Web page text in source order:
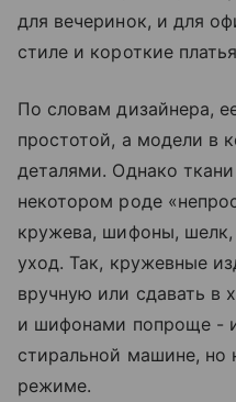
для вечеринок, и для
стиле и короткие
По словам дизайнера,
простотой, а модели в
деталями. Однако
некотором роде
кружева, шифоны,
уход. Так, кружевные
вручную или сдавать в
и шифонами попроще -
стиральной машине,
режиме.